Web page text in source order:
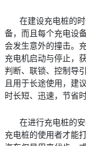
在建设充电桩的
备，而且每个充电设
会发生意外的撞击。
充电机启动与停止，
判断、联锁、控制导
且用于长途使用，建
时长短、迅速，节省
在进行充电桩的
充电桩的使用者才能